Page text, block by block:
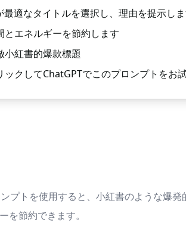
最適なタイトルを選択し、理由を提示し
とエネルギーを節約します
小紅書的爆款標題
ックしてChatGPTでこのプロンプトをお
プトを使用すると、小紅書のような爆
節約できます。